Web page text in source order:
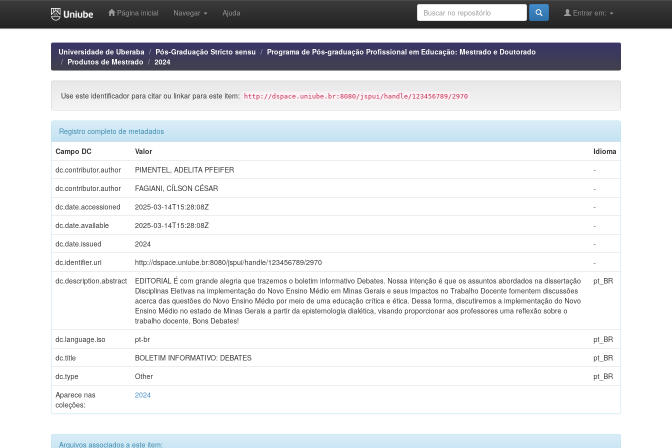
Página inicial Navegar Ajuda Entrar em:
Universidade de Uberaba Pós-Graduação Stricto sensu
Programa de Pós-graduação Profissional em Educação: Mestrado e Doutorado
Produtos de Mestrado
2024
Use este identificador para citar ou linkar para este item: http://dspace.uniube.br:8080/jspui/handle/123456789/2970
Registro completo de metadados
Campo DC
Valor
Idioma
dc.contributor.author
PIMENTEL, ADELITA PFEIFER
-
dc.contributor.author
FAGIANI, CÍLSON CÉSAR
-
dc.date.accessioned
2025-03-14T15:28:08Z
-
dc.date.available
2025-03-14T15:28:08Z
-
dc.date.issued
2024
-
dc.identifier.uri
http://dspace.uniube.br:8080/jspui/handle/123456789/2970
-
dc.description.abstract
EDITORIAL É com grande alegria que trazemos o boletim informativo Debates. Nossa intenção é que os assuntos abordados na dissertação
Disciplinas Eletivas na implementação do Novo Ensino Médio em Minas Gerais e seus impactos no Trabalho Docente fomentem discussões
acerca das questões do Novo Ensino Médio por meio de uma educação crítica e ética. Dessa forma, discutiremos a implementação do Novo
Ensino Médio no estado de Minas Gerais a partir da epistemologia dialética, visando proporcionar aos professores uma reflexão sobre o
trabalho docente. Bons Debates!
pt_BR
dc.language.iso pt-br
pt_BR
dc.title
BOLETIM INFORMATIVO: DEBATES
pt_BR
dc.type
Other
pt_BR
Aparece nas
coleções:
2024
Arquivos associados a este item: